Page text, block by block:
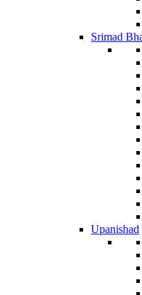
Srimad
Upanishad